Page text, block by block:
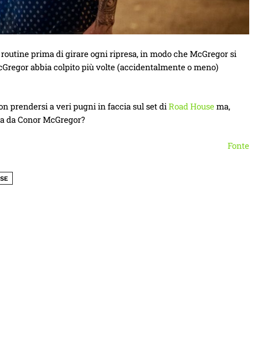
prima di girare ogni ripresa, in modo che McGregor si
abbia colpito più volte (accidentalmente o meno)
prendersi a veri pugni in faccia sul set diRoad Housema,
Conor McGregor?
Fonte